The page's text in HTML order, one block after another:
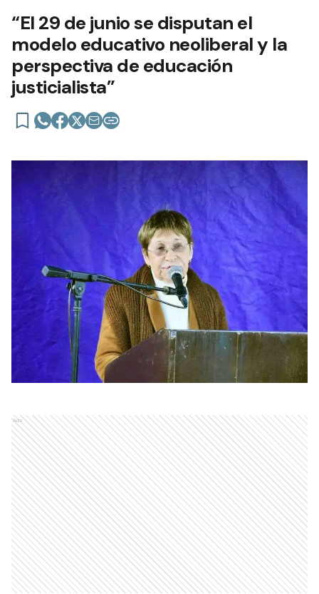
“El 29 de junio se disputan el
modelo educativo neoliberal y la
perspectiva de educación
justicialista”
Ads